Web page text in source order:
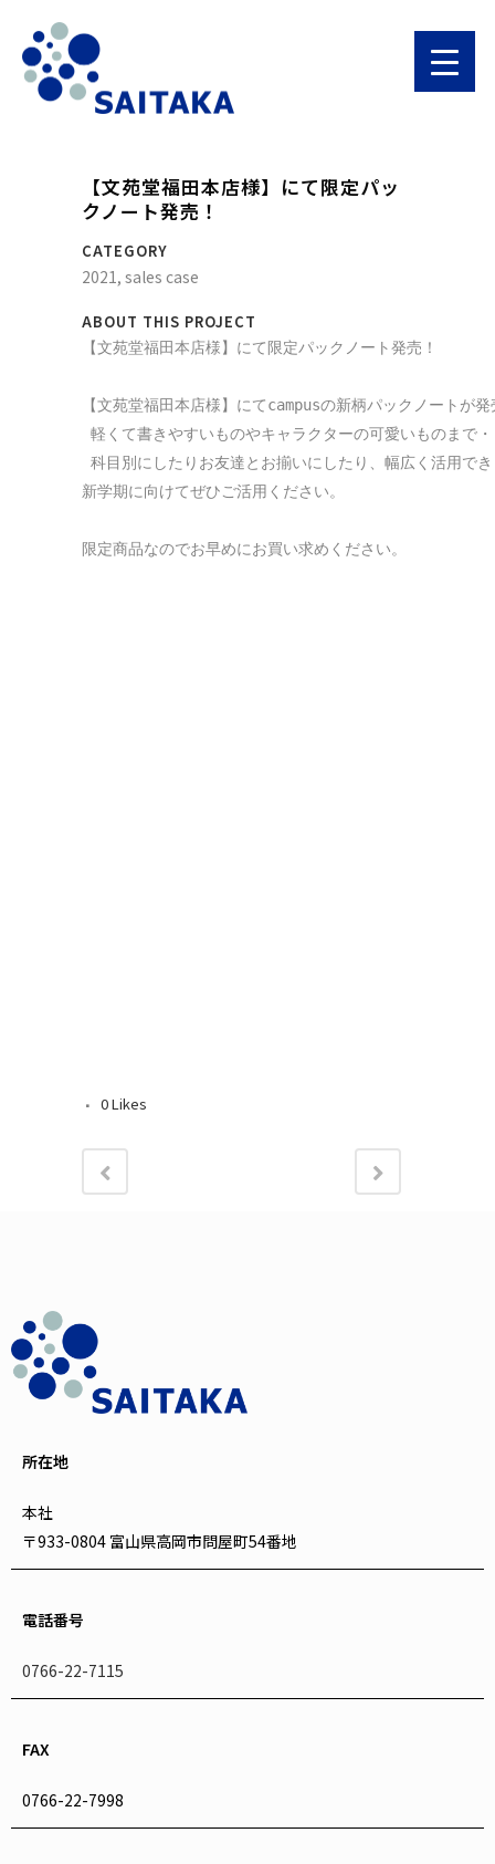
【文苑堂福田本店様】にて限定パッ
クノート発売！
CATEGORY
2021, sales case
ABOUT THIS PROJECT
【文苑堂福田本店様】にて限定パックノート発売！
【文苑堂福田本店様】にてcampusの新柄パックノートが
軽くて書きやすいものやキャラクターの可愛いものまで
科目別にしたりお友達とお揃いにしたり、幅広く活用で
新学期に向けてぜひご活用ください。
限定商品なのでお早めにお買い求めください。
0Likes
所在地
本社
〒933-0804 富山県高岡市問屋町54番地
電話番号
0766-22-7115
FAX
0766-22-7998